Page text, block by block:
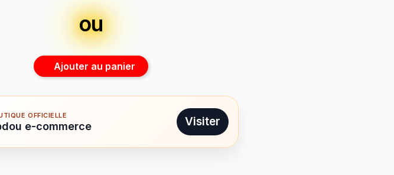
ou
Ajouter au panier
OFFICIELLE
e-commerce Visiter